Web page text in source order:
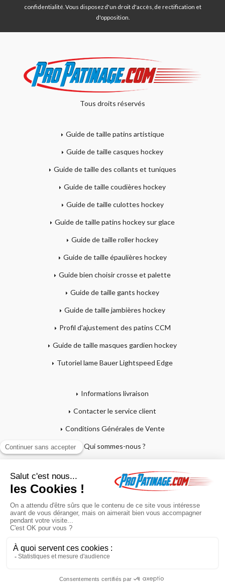
confidentialité . Vous disposez d'un droit d'accès, de rectification et
d'opposition.
Tous droits réservés
Guide de taille patins artistique
Guide de taille casques hockey
Guide de taille des collants et tuniques
Guide de taille coudières hockey
Guide de taille culottes hockey
Guide de taille patins hockey sur glace
Guide de taille roller hockey
Guide de taille épaulières hockey
Guide bien choisir crosse et palette
Guide de taille gants hockey
Guide de taille jambières hockey
Profil d'ajustement des patins CCM
Guide de taille masques gardien hockey
Tutoriel lame Bauer Lightspeed Edge
Informations livraison
Contacter le service client
Conditions Générales de Vente
Qui sommes-nous ?
Mon compte
Mon panier
Paiement en 4x sans frais
cookies à des fins statistiques et commerciales.